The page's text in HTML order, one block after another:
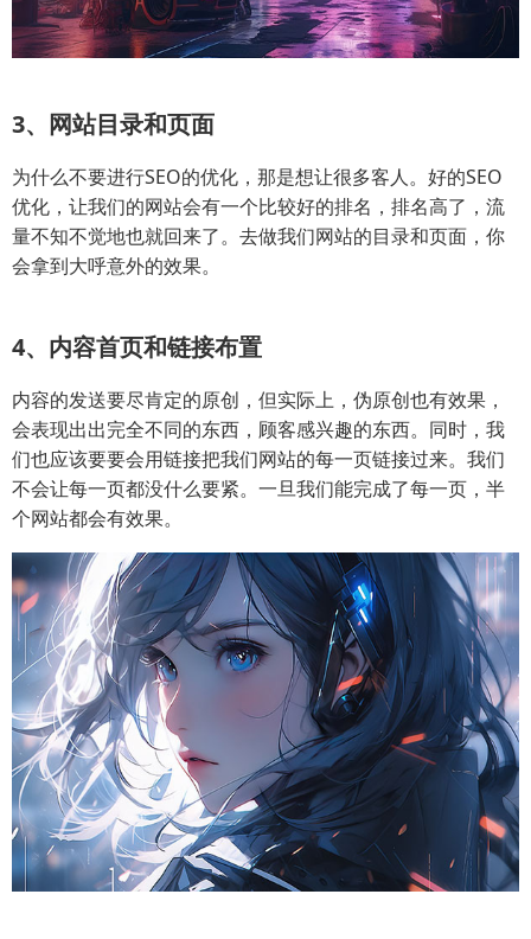
3、网站目录和页面
为什么不要进行SEO的优化，那是想让很多客人。好的SEO
优化，让我们的网站会有一个比较好的排名，排名高了，流
量不知不觉地也就回来了。去做我们网站的目录和页面，你
会拿到大呼意外的效果。
4、内容首页和链接布置
内容的发送要尽肯定的原创，但实际上，伪原创也有效果，
会表现出出完全不同的东西，顾客感兴趣的东西。同时，我
们也应该要要会用链接把我们网站的每一页链接过来。我们
不会让每一页都没什么要紧。一旦我们能完成了每一页，半
个网站都会有效果。